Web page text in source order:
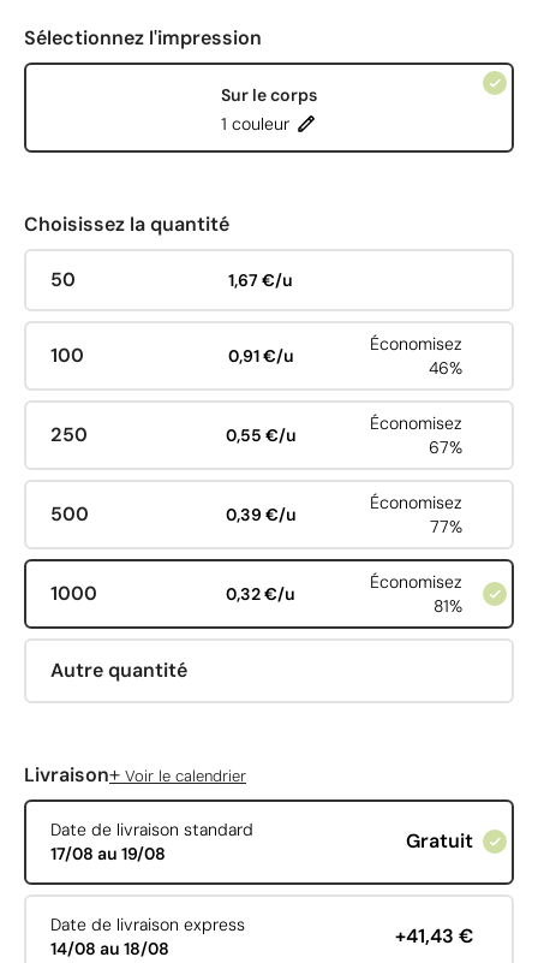
Sélectionnez l'impression
Sur le corps
1 couleur
Choisissez la quantité
50 1,67 €/u
100 0,91 €/u
Économisez
46%
250 0,55 €/u
Économisez
67%
500 0,39 €/u
Économisez
77%
1000 0,32 €/u
Économisez
81%
Autre quantité
Livraison+ Voir le calendrier
Date de livraison standard
17/08 au 19/08
Gratuit
Date de livraison express
14/08 au 18/08
+41,43 €